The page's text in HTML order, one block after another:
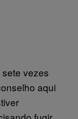
vezes
aqui